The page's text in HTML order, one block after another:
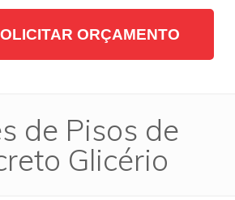
ORÇAMENTO
de Pisos de
Glicério